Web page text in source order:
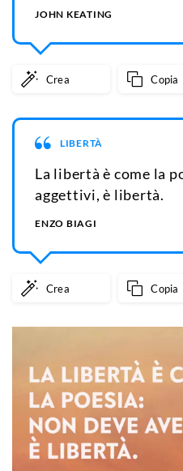
JOHN KEATING
Crea Copia
LIBERTÀ
La libertà è come la
aggettivi, è libertà.
ENZO BIAGI
Crea Copia